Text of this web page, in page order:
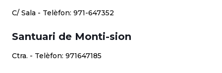
C/ Sala - Telèfon: 971-647352
Santuari de Monti-sion
Ctra. - Telèfon: 971647185